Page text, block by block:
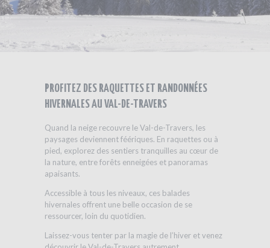
PROFITEZ DES RAQUETTES ET RANDONNÉES
HIVERNALES AU VAL-DE-TRAVERS
Quand la neige recouvre le Val-de-Travers, les
paysages deviennent féériques. En raquettes ou à
pied, explorez des sentiers tranquilles au cœur de
la nature, entre forêts enneigées et panoramas
apaisants.
Accessible à tous les niveaux, ces balades
hivernales offrent une belle occasion de se
ressourcer, loin du quotidien.
Laissez-vous tenter par la magie de l’hiver et venez